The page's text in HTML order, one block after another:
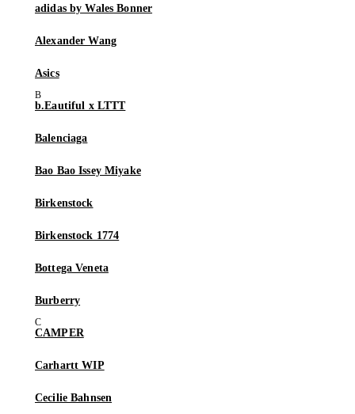
adidas by Wales Bonner
Alexander Wang
Asics
b.Eautiful x LTTT
Balenciaga
Bao Bao Issey Miyake
Birkenstock
Birkenstock 1774
Bottega Veneta
Burberry
CAMPER
Carhartt WIP
Cecilie Bahnsen